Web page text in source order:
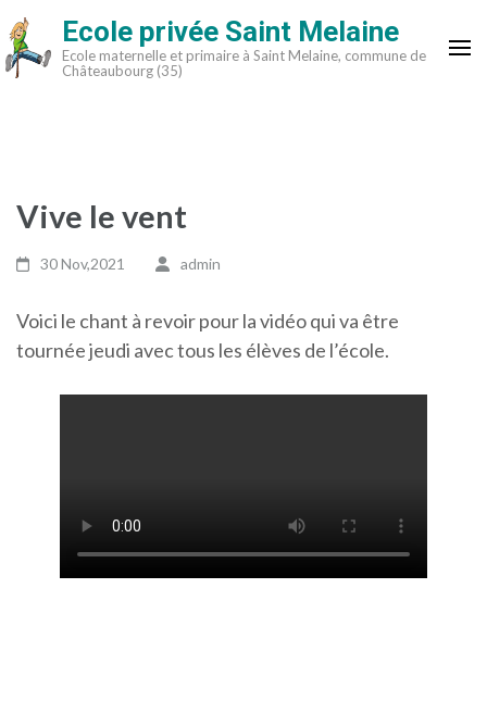
Aller
au
contenu
Ecole privée Saint Melaine
Ecole maternelle et primaire à Saint Melaine, commune de
Châteaubourg (35)
Vive le vent
30 Nov,2021 admin
Voici le chant à revoir pour la vidéo qui va être
tournée jeudi avec tous les élèves de l’école.